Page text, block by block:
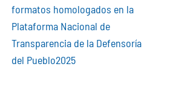
formatos homologados en la
Plataforma Nacional de
Transparencia de la Defensoría
del Pueblo2025